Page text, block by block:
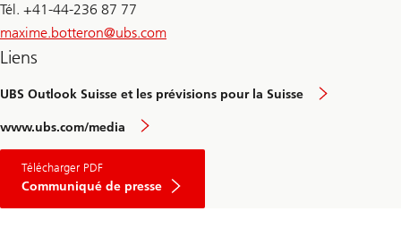
Tél. +41-44-236 87 77
maxime.botteron@ubs.com
Liens
UBS Outlook Suisse et les prévisions pour la Suisse
www.ubs.com/media
Télécharger PDF
Communiqué de presse